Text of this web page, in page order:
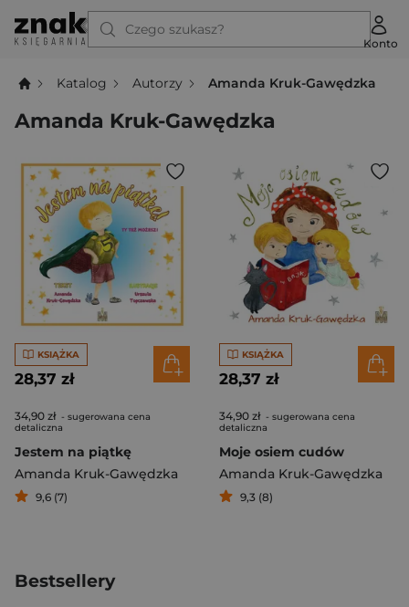
Czego szukasz?
Konto
Katalog Autorzy Amanda Kruk-Gawędzka
Amanda Kruk-Gawędzka
KSIĄŻKA
28,37 zł
34,90 zł - sugerowana cena
detaliczna
Jestem na piątkę
Amanda Kruk-Gawędzka
9,6 (7)
KSIĄŻKA
28,37 zł
34,90 zł - sugerowana cena
detaliczna
Moje osiem cudów
Amanda Kruk-Gawędzka
9,3 (8)
Bestsellery